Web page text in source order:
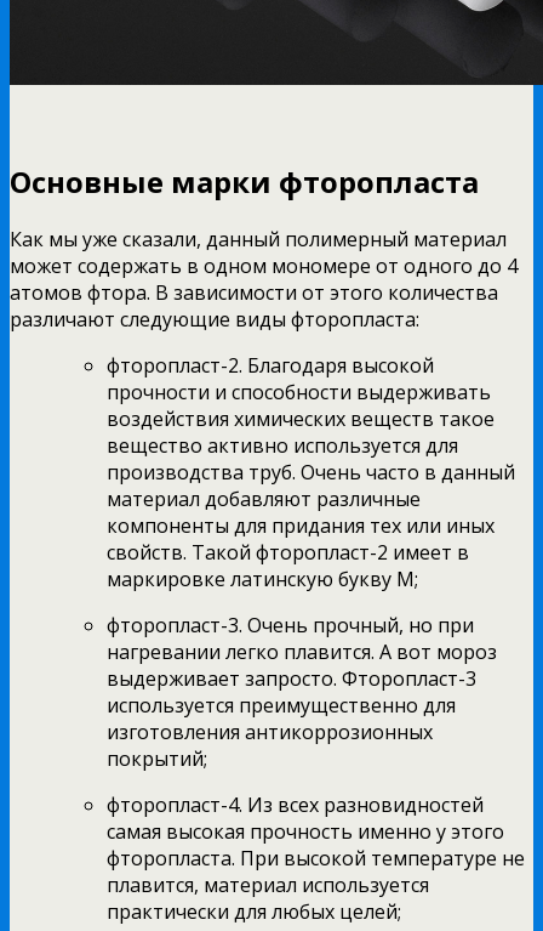
Основные марки фторопласта
Как мы уже сказали, данный полимерный материал
может содержать в одном мономере от одного до 4
атомов фтора. В зависимости от этого количества
различают следующие виды фторопласта:
фторопласт-2. Благодаря высокой
прочности и способности выдерживать
воздействия химических веществ такое
вещество активно используется для
производства труб. Очень часто в данный
материал добавляют различные
компоненты для придания тех или иных
свойств. Такой фторопласт-2 имеет в
маркировке латинскую букву М;
фторопласт-3. Очень прочный, но при
нагревании легко плавится. А вот мороз
выдерживает запросто. Фторопласт-3
используется преимущественно для
изготовления антикоррозионных
покрытий;
фторопласт-4. Из всех разновидностей
самая высокая прочность именно у этого
фторопласта. При высокой температуре не
плавится, материал используется
практически для любых целей;